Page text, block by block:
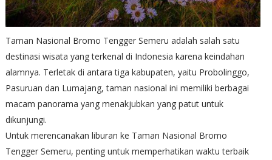
Taman Nasional Bromo Tengger Semeru adalah salah satu
destinasi wisata yang terkenal di Indonesia karena keindahan
alamnya. Terletak di antara tiga kabupaten, yaitu Probolinggo,
Pasuruan dan Lumajang, taman nasional ini memiliki berbagai
macam panorama yang menakjubkan yang patut untuk
dikunjungi.
Untuk merencanakan liburan ke Taman Nasional Bromo
Tengger Semeru, penting untuk memperhatikan waktu terbaik